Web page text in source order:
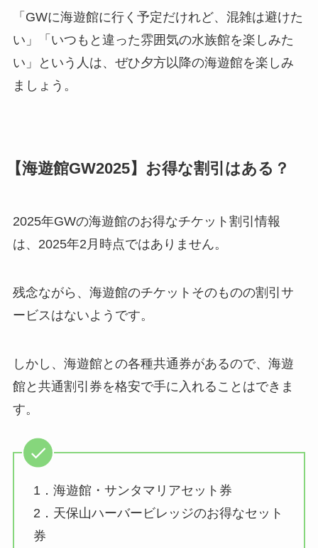
「GWに海遊館に行く予定だけれど、混雑は避けた
い」「いつもと違った雰囲気の水族館を楽しみた
い」という人は、ぜひ夕方以降の海遊館を楽しみ
ましょう。
【海遊館GW2025】お得な割引はある？
2025年GWの海遊館のお得なチケット割引情報
は、2025年2月時点ではありません。
残念ながら、海遊館のチケットそのものの割引サ
ービスはないようです。
しかし、海遊館との各種共通券があるので、海遊
館と共通割引券を格安で手に入れることはできま
す。
1．海遊館・サンタマリアセット券
2．天保山ハーバービレッジのお得なセット
券